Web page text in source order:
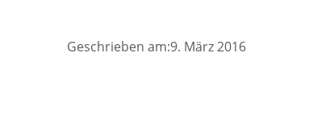
Geschrieben am:9. März 2016